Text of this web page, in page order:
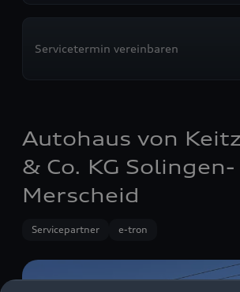
Servicetermin vereinbaren
Autohaus von
& Co. KG Solingen-
Merscheid
Servicepartner e-tron